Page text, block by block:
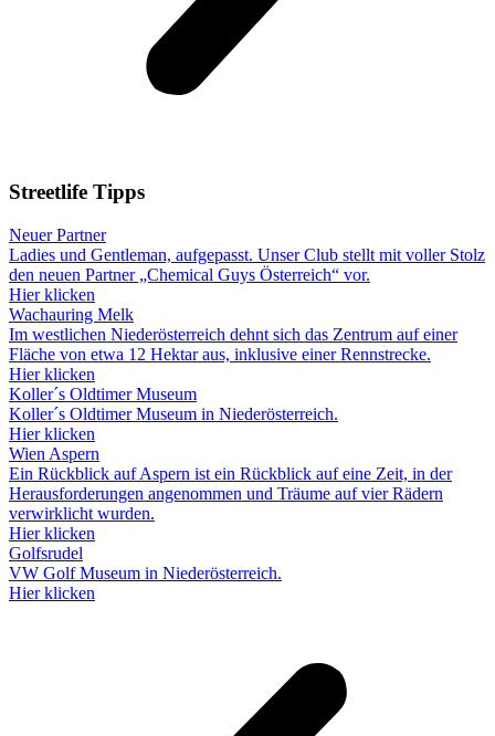
Streetlife Tipps
Neuer Partner
Ladies und Gentleman, aufgepasst. Unser Club stellt mit voller Stolz
den neuen Partner „Chemical Guys Österreich“ vor.
Hier klicken
Wachauring Melk
Im westlichen Niederösterreich dehnt sich das Zentrum auf einer
Fläche von etwa 12 Hektar aus, inklusive einer Rennstrecke.
Hier klicken
Koller´s Oldtimer Museum
Koller´s Oldtimer Museum in Niederösterreich.
Hier klicken
Wien Aspern
Ein Rückblick auf Aspern ist ein Rückblick auf eine Zeit, in der
Herausforderungen angenommen und Träume auf vier Rädern
verwirklicht wurden.
Hier klicken
Golfsrudel
VW Golf Museum in Niederösterreich.
Hier klicken